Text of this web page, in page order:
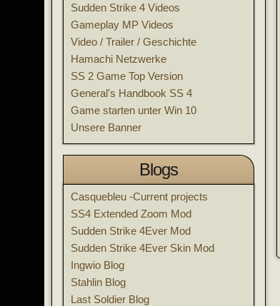
Sudden Strike 4 Videos
Gameplay MP Videos
Video / Trailer / Geschichte
Hamachi Netzwerke
SS 2 Game Top Version
General's Handbook SS 4
Game starten unter Win 10
Unsere Banner
Blogs
Casquebleu -Current projects
SS4 Extended Zoom Mod
Sudden Strike 4Ever Mod
Sudden Strike 4Ever Skin Mod
Ingwio Blog
Stahlin Blog
Last Soldier Blog